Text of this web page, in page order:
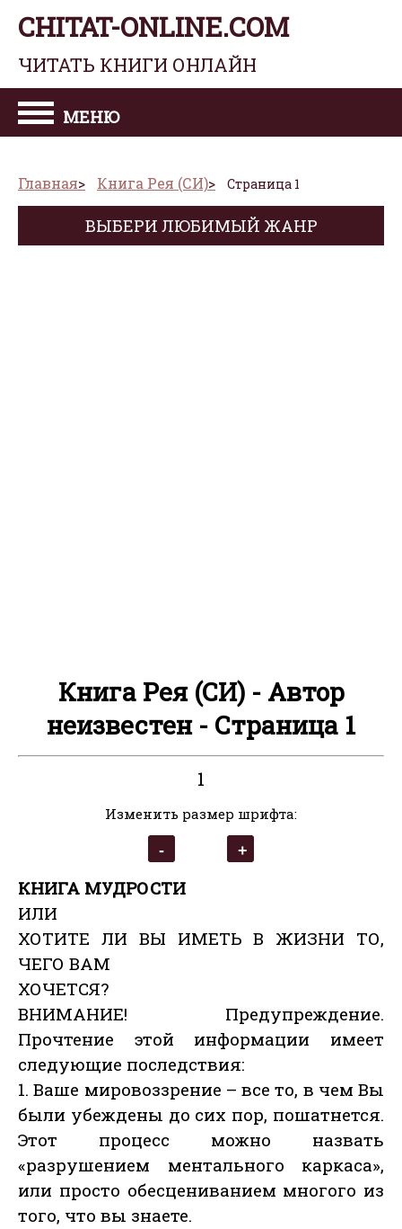
CHITAT-ONLINE.COM
ЧИТАТЬ КНИГИ ОНЛАЙН
МЕНЮ
Главная Книга Рея (СИ) Страница 1
ВЫБЕРИ ЛЮБИМЫЙ ЖАНР
Книга Рея (СИ) - Автор
неизвестен - Страница 1
1
Изменить размер шрифта:
КНИГА МУДРОСТИ
ИЛИ
ХОТИТЕ ЛИ ВЫ ИМЕТЬ В ЖИЗНИ ТО,
ЧЕГО ВАМ
ХОЧЕТСЯ?
ВНИМАНИЕ! Предупреждение.
Прочтение этой информации имеет
следующие последствия:
1. Ваше мировоззрение – все то, в чем Вы
были убеждены до сих пор, пошатнется.
Этот процесс можно назвать
«разрушением ментального каркаса»,
или просто обесцениванием многого из
того, что вы знаете.